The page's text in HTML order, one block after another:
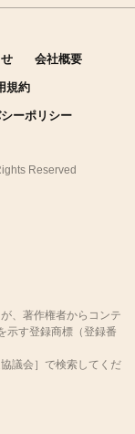
会社概要
規約
ーポリシー
Reserved
、著作権者からコンテ
示す登録商標（登録番
議会］で検索してくだ